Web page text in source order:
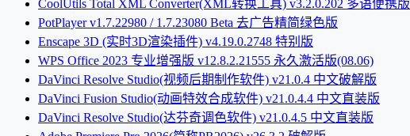
CoolUtils Total XML Converter(XML转换工具) v3.2.0.202 多语便携版
PotPlayer v1.7.22980 / 1.7.23080 Beta 去广告精简绿色版
Enscape 3D (实时3D渲染插件) v4.19.0.2748 特别版
WPS Office 2023 专业增强版 v12.8.2.21555 永久激活版(08.06)
DaVinci Resolve Studio(视频后期制作软件) v21.0.4 中文破解版
DaVinci Fusion Studio(动画特效合成软件) v21.0.4.4 中文直装版
DaVinci Resolve Studio(达芬奇调色软件) v21.0.4.5 中文直装版